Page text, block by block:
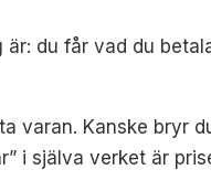
du får vad du
varan. Kanske bryr
i själva verket är